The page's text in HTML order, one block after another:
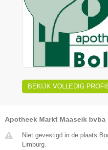
BEKIJK VOLLEDIG
Apotheek Markt Maaseik bvba
Niet gevestigd in de plaats
Limburg.